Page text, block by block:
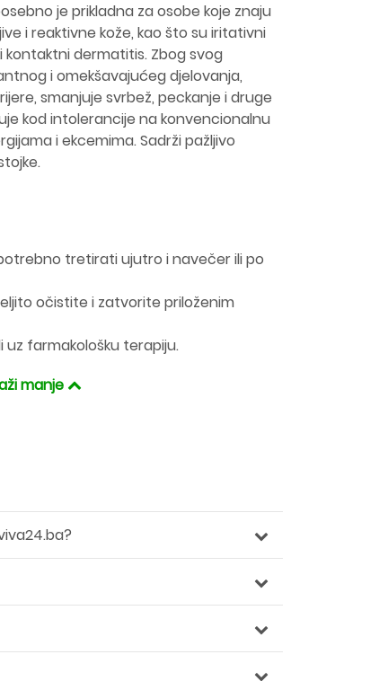
je prikladna za osobe koje znaju
i reaktivne kože, kao što su iritativni
dermatitis. Zbog svog
i omekšavajućeg djelovanja,
smanjuje svrbež, peckanje i druge
kod intolerancije na konvencionalnu
i ekcemima. Sadrži pažljivo
tretirati ujutro i navečer ili po
očistite i zatvorite priloženim
uz farmakološku terapiju.
manje